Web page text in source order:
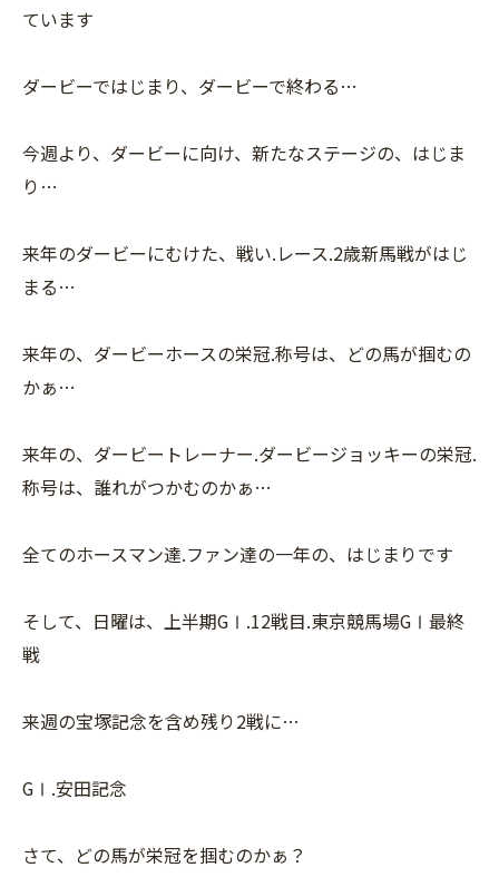
ています
ダービーではじまり、ダービーで終わる…
今週より、ダービーに向け、新たなステージの、はじま
り…
来年のダービーにむけた、戦い.レース.2歳新馬戦がはじ
まる…
来年の、ダービーホースの栄冠.称号は、どの馬が掴むの
かぁ…
来年の、ダービートレーナー.ダービージョッキーの栄冠.
称号は、誰れがつかむのかぁ…
全てのホースマン達.ファン達の一年の、はじまりです
そして、日曜は、上半期GⅠ.12戦目.東京競馬場GⅠ最終
戦
来週の宝塚記念を含め残り2戦に…
GⅠ.安田記念
さて、どの馬が栄冠を掴むのかぁ？